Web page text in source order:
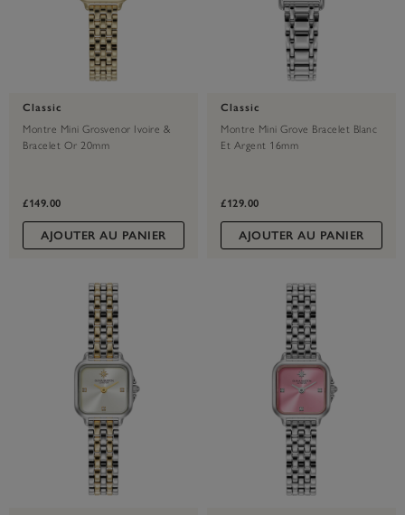
Classic
Montre Mini Grosvenor Ivoire &
Bracelet Or 20mm
£149.00
AJOUTER AU PANIER
Classic
Montre Mini Grove Bracelet Blanc
Et Argent 16mm
£129.00
AJOUTER AU PANIER